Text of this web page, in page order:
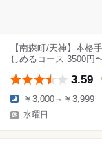
【南森町/天神】本格
しめるコース 3500円
3.59
￥3,000～￥3,999
水曜日